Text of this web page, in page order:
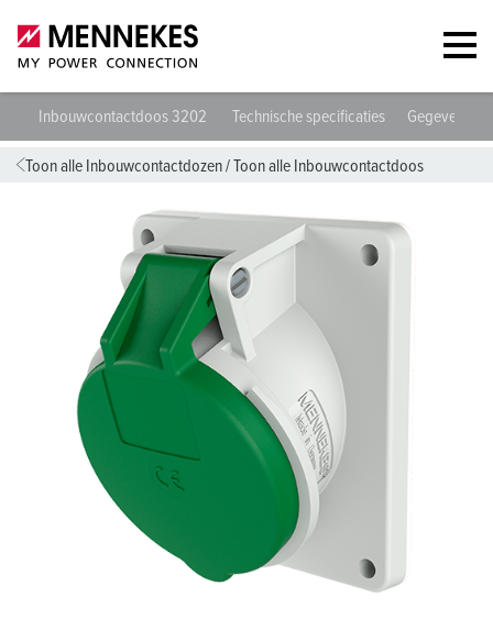
Inbouwcontactdoos 3202 Technische specificaties
Toon alle Inbouwcontactdozen/Toon alle Inbouwcontactdoos